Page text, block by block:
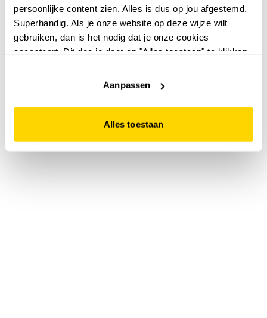
persoonlijke content zien. Alles is dus op jou afgestemd.
Superhandig. Als je onze website op deze wijze wilt
gebruiken, dan is het nodig dat je onze cookies
accepteert. Dit doe je door op "Alles toestaan" te klikken.
website niet optimaal functioneert.
Aanpassen
Alles toestaan